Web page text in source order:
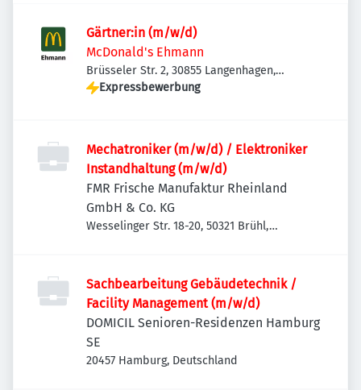
Gärtner:in (m/w/d)
McDonald's Ehmann
Brüsseler Str. 2, 30855 Langenhagen,
Deutschland
Expressbewerbung
Mechatroniker (m/w/d) / Elektroniker
Instandhaltung (m/w/d)
FMR Frische Manufaktur Rheinland
GmbH & Co. KG
Wesselinger Str. 18-20, 50321 Brühl,
Sachbearbeitung Gebäudetechnik /
Facility Management (m/w/d)
DOMICIL Senioren-Residenzen Hamburg
SE
20457 Hamburg, Deutschland